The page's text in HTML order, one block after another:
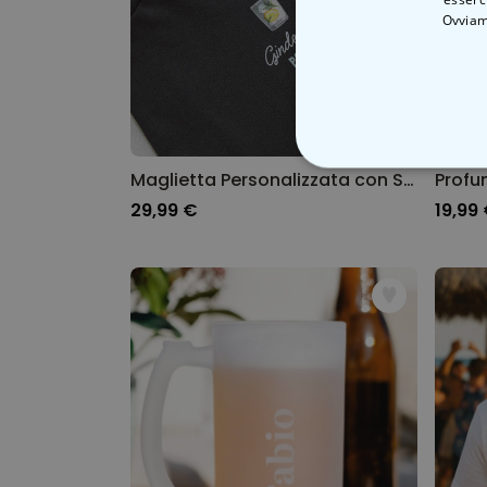
Maglietta Personalizzata con Simbolo e Testo
29,99 €
19,99